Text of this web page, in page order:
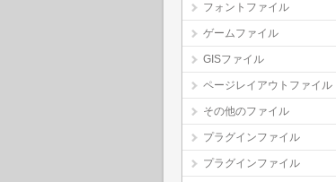
フォントファイル
ゲームファイル
GISファイル
ページレイアウトファイル
その他のファイル
プラグインファイル
プラグインファイル